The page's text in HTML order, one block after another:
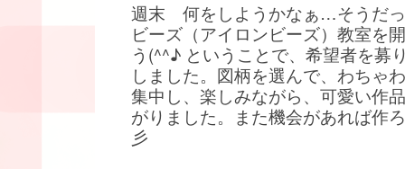
週末 何をしようかなぁ…そうだ
ビーズ（アイロンビーズ）教室を
う(^^♪ ということで、希望者を募
しました。図柄を選んで、わちゃ
集中し、楽しみながら、可愛い作
がりました。また機会があれば作
彡